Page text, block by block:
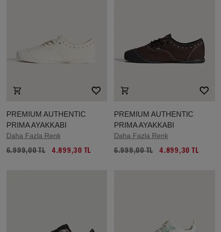
PREMIUM AUTHENTIC
PRIMA AYAKKABI
Daha Fazla Renk
6.999,00 TL 4.899,30 TL
PREMIUM AUTHENTIC
PRIMA AYAKKABI
Daha Fazla Renk
6.999,00 TL 4.899,30 TL